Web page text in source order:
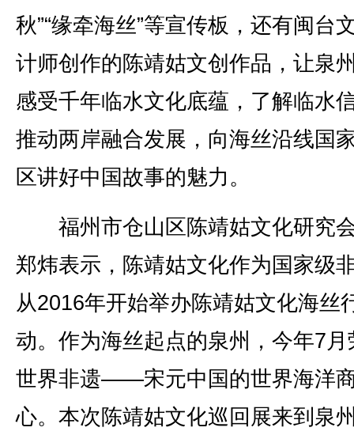
秋”“缘牵海丝”等宣传板，还有闽台
计师创作的陈靖姑文创作品，让泉
感受千年临水文化底蕴，了解临水
推动两岸融合发展，向海丝沿线国
区讲好中国故事的魅力。
福州市仓山区陈靖姑文化研究
郑炜表示，陈靖姑文化作为国家级
从2016年开始举办陈靖姑文化海丝
动。作为海丝起点的泉州，今年7月
世界非遗——宋元中国的世界海洋
心。本次陈靖姑文化巡回展来到泉